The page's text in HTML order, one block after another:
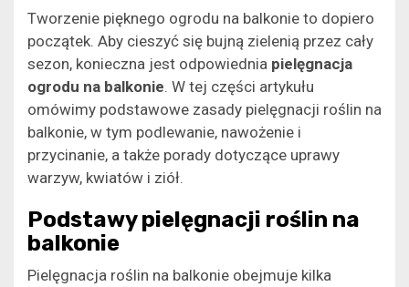
Tworzenie pięknego ogrodu na balkonie to dopiero
początek. Aby cieszyć się bujną zielenią przez cały
sezon, konieczna jest odpowiednia pielęgnacja
ogrodu na balkonie. W tej części artykułu
omówimy podstawowe zasady pielęgnacji roślin na
balkonie, w tym podlewanie, nawożenie i
przycinanie, a także porady dotyczące uprawy
warzyw, kwiatów i ziół.
Podstawy pielęgnacji roślin na
balkonie
Pielęgnacja roślin na balkonie obejmuje kilka